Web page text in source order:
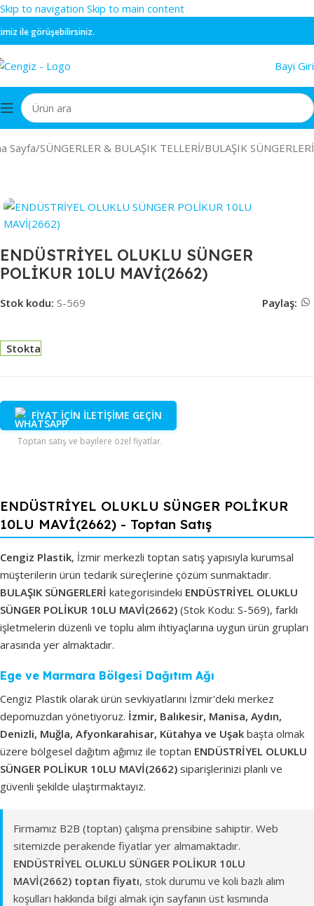
Skip to navigation Skip to main content
ile görüşebilirsiniz.
Bayi
Sayfa/SÜNGERLER & BULAŞIK TELLERİ/BULAŞIK SÜNGERLERİ
ENDÜSTRİYEL OLUKLU SÜNGER
POLİKUR 10LU MAVİ(2662)
Stok kodu: S-569 Paylaş:
Stokta
FİYAT İÇİN İLETİŞİME GEÇİN
Toptan satış ve bayilere özel fiyatlar.
ENDÜSTRİYEL OLUKLU SÜNGER POLİKUR
10LU MAVİ(2662) - Toptan Satış
Cengiz Plastik, İzmir merkezli toptan satış yapısıyla kurumsal
müşterilerin ürün tedarik süreçlerine çözüm sunmaktadır.
BULAŞIK SÜNGERLERİ kategorisindeki ENDÜSTRİYEL OLUKLU
SÜNGER POLİKUR 10LU MAVİ(2662) (Stok Kodu: S-569), farklı
işletmelerin düzenli ve toplu alım ihtiyaçlarına uygun ürün grupları
arasında yer almaktadır.
Ege ve Marmara Bölgesi Dağıtım Ağı
Cengiz Plastik olarak ürün sevkiyatlarını İzmir'deki merkez
depomuzdan yönetiyoruz. İzmir, Balıkesir, Manisa, Aydın,
Denizli, Muğla, Afyonkarahisar, Kütahya ve Uşak başta olmak
üzere bölgesel dağıtım ağımız ile toptan ENDÜSTRİYEL OLUKLU
SÜNGER POLİKUR 10LU MAVİ(2662) siparişlerinizi planlı ve
güvenli şekilde ulaştırmaktayız.
Firmamız B2B (toptan) çalışma prensibine sahiptir. Web
sitemizde perakende fiyatlar yer almamaktadır.
ENDÜSTRİYEL OLUKLU SÜNGER POLİKUR 10LU
MAVİ(2662) toptan fiyatı, stok durumu ve koli bazlı alım
koşulları hakkında bilgi almak için sayfanın üst kısmında